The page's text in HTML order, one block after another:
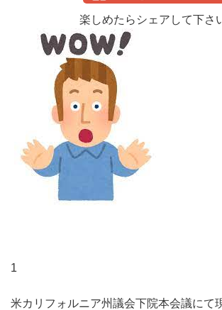
楽しめたらシェアして下さ
1
米カリフォルニア州議会下院本会議にて